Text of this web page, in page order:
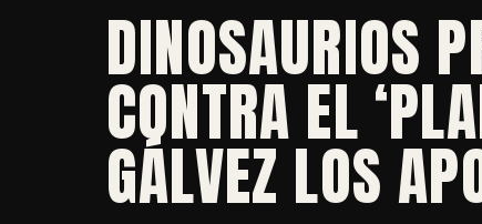
DINOSAURIOS
CONTRA EL
GÁLVEZ LOS